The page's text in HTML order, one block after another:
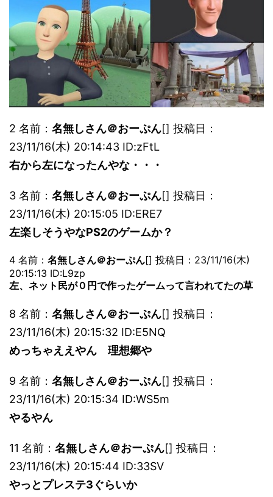
2 名前： 名無しさん＠おーぷん[] 投稿日：
23/11/16(木) 20:14:43 ID:zFtL
右から左になったんやな・・・
3 名前： 名無しさん＠おーぷん[] 投稿日：
23/11/16(木) 20:15:05 ID:ERE7
左楽しそうやなPS2のゲームか？
4 名前： 名無しさん＠おーぷん[] 投稿日：23/11/16(木)
20:15:13 ID:L9zp
左、ネット民が０円で作ったゲームって言われてたの草
8 名前： 名無しさん＠おーぷん[] 投稿日：
23/11/16(木) 20:15:32 ID:E5NQ
めっちゃええやん 理想郷や
9 名前： 名無しさん＠おーぷん[] 投稿日：
23/11/16(木) 20:15:34 ID:WS5m
やるやん
11 名前： 名無しさん＠おーぷん[] 投稿日：
23/11/16(木) 20:15:44 ID:33SV
やっとプレステ3ぐらいか